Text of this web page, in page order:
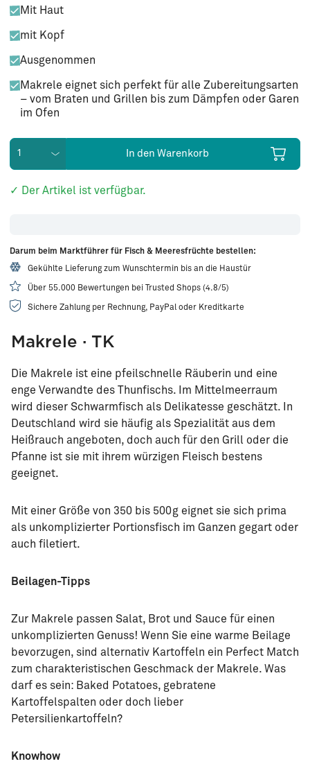
Mit Haut
mit Kopf
Ausgenommen
Makrele eignet sich perfekt für alle Zubereitungsarten
– vom Braten und Grillen bis zum Dämpfen oder Garen
im Ofen
In den Warenkorb
✓ Der Artikel ist verfügbar.
Darum beim Marktführer für Fisch & Meeresfrüchte bestellen:
Gekühlte Lieferung zum Wunschtermin bis an die Haustür
Über 55.000 Bewertungen bei Trusted Shops (4.8/5)
Sichere Zahlung per Rechnung, PayPal oder Kreditkarte
Makrele · TK
Die Makrele ist eine pfeilschnelle Räuberin und eine
enge Verwandte des Thunfischs. Im Mittelmeerraum
wird dieser Schwarmfisch als Delikatesse geschätzt. In
Deutschland wird sie häufig als Spezialität aus dem
Heißrauch angeboten, doch auch für den Grill oder die
Pfanne ist sie mit ihrem würzigen Fleisch bestens
geeignet.
Mit einer Größe von 350 bis 500g eignet sie sich prima
als unkomplizierter Portionsfisch im Ganzen gegart oder
auch filetiert.
Beilagen-Tipps
Zur Makrele passen Salat, Brot und Sauce für einen
unkomplizierten Genuss! Wenn Sie eine warme Beilage
bevorzugen, sind alternativ Kartoffeln ein Perfect Match
zum charakteristischen Geschmack der Makrele. Was
darf es sein: Baked Potatoes, gebratene
Kartoffelspalten oder doch lieber
Petersilienkartoffeln?
Knowhow